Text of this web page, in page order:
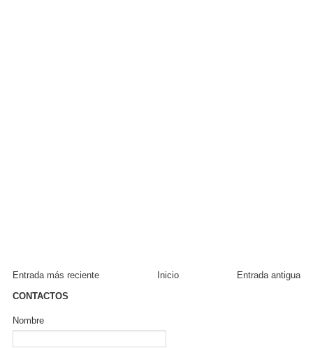
Entrada más reciente Entrada antigua
Inicio
CONTACTOS
Nombre